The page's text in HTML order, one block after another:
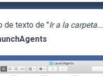
de texto de "Ir a la carpeta...